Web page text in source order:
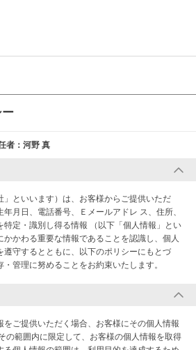
者： 河野 真
」といいます）は、お客様からご提供いただ
月日、電話番号、Ｅメールアドレ ス、住所、
特定・識別し得る情報 （以下「個人情報」とい
かかわる重要な情報であることを認識し、個人
遵守するとともに、以下のポリシーにもとづ
管理に努めることをお約束いたします。
をご提供いただく場合、お客様にその個人情報
の範囲内に限定して、お客様の個人情報を取得